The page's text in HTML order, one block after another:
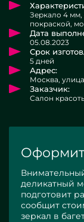
Зеркало 4 мм,
покраской,
Дата
05.08.2023
Срок
5 дней
Адрес:
Москва,
Заказчик:
Салон
деликатный
подготовит
сообщит
зеркал в